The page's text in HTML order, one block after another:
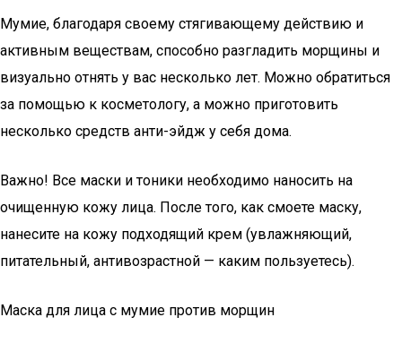
Мумие, благодаря своему стягивающему действию и
активным веществам, способно разгладить морщины и
визуально отнять у вас несколько лет. Можно обратиться
за помощью к косметологу, а можно приготовить
несколько средств анти-эйдж у себя дома.
Важно! Все маски и тоники необходимо наносить на
очищенную кожу лица. После того, как смоете маску,
нанесите на кожу подходящий крем (увлажняющий,
питательный, антивозрастной — каким пользуетесь).
Маска для лица с мумие против морщин